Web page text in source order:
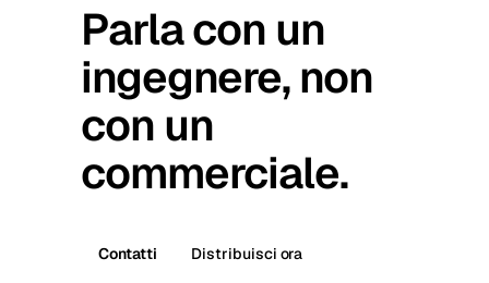
Parla con un
ingegnere, non
con un
commerciale.
Contatti Distribuisci ora